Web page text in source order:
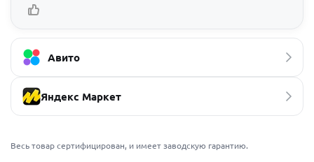
Авито
Яндекс Маркет
Весь товар сертифицирован, и имеет заводскую гарантию.